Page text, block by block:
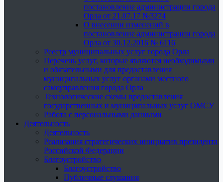
постановление администрации города
Орла от 21.07.17 №3274
О внесении изменений в
постановление администрации города
Орла от 30.12.2016 № 6116
Реестр муниципальных услуг города Орла
Перечень услуг, которые являются необходимыми
и обязательными для предоставления
муниципальных услуг органами местного
самоуправления города Орла
Технологические схемы предоставления
государственных и муниципальных услуг ОМСУ
Работа с персональными данными
Деятельность
Деятельность
Реализация стратегических инициатив президента
Российской Федерации
Благоустройство
Благоустройство
Публичные слушания